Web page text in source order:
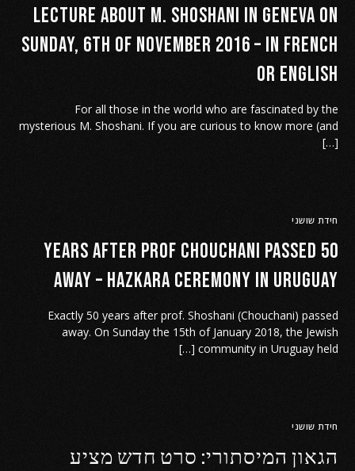
Lecture about M. Shoshani in Geneva on
Sunday, 6th of November 2016 – in French
or English
For all those in the world who are fascinated by the
mysterious M. Shoshani. If you are curious to know more (and
[…]
חידת שושני
50 years after Prof Chouchani passed
away – Hazkara ceremony in Uruguay
Exactly 50 years after prof. Shoshani (Chouchani) passed
away. On Sunday the 15th of January 2018, the Jewish
community in Uruguay held […]
חידת שושני
הגאון המיסתורי: סרט חדש מציע